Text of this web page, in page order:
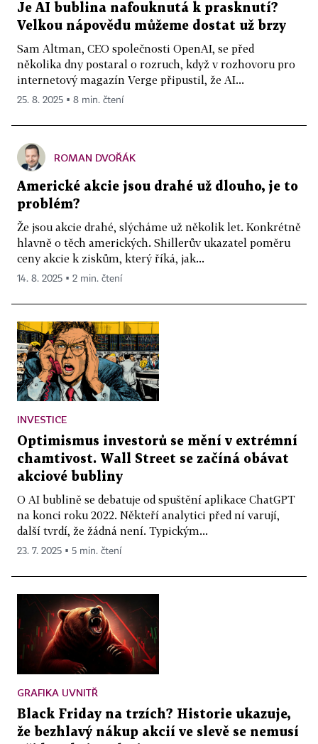
Je AI bublina nafouknutá k prasknutí?
Velkou nápovědu můžeme dostat už brzy
Sam Altman, CEO společnosti OpenAI, se před
několika dny postaral o rozruch, když v rozhovoru pro
internetový magazín Verge připustil, že AI...
25. 8. 2025 ▪ 8 min. čtení
ROMAN DVOŘÁK
Americké akcie jsou drahé už dlouho, je to
problém?
Že jsou akcie drahé, slýcháme už několik let. Konkrétně
hlavně o těch amerických. Shillerův ukazatel poměru
ceny akcie k ziskům, který říká, jak...
14. 8. 2025 ▪ 2 min. čtení
INVESTICE
Optimismus investorů se mění v extrémní
chamtivost. Wall Street se začíná obávat
akciové bubliny
O AI bublině se debatuje od spuštění aplikace ChatGPT
na konci roku 2022. Někteří analytici před ní varují,
další tvrdí, že žádná není. Typickým...
23. 7. 2025 ▪ 5 min. čtení
GRAFIKA UVNITŘ
Black Friday na trzích? Historie ukazuje,
že bezhlavý nákup akcií ve slevě se nemusí